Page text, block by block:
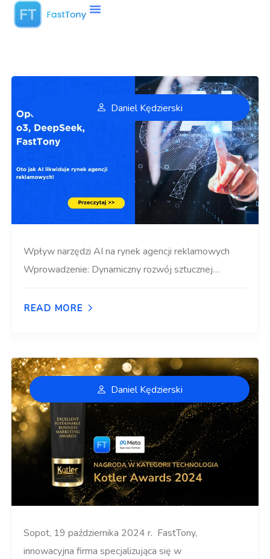
Daniel Kędzierski
Wpływ narzędzi AI na rynek agencji reklamowych
Wprowadzenie: Dynamiczny rozwój sztucznej…
READ MORE
Daniel Kędzierski
Sopot, 19 października 2024 r. FastTony,
innowacyjna firma specjalizująca się w